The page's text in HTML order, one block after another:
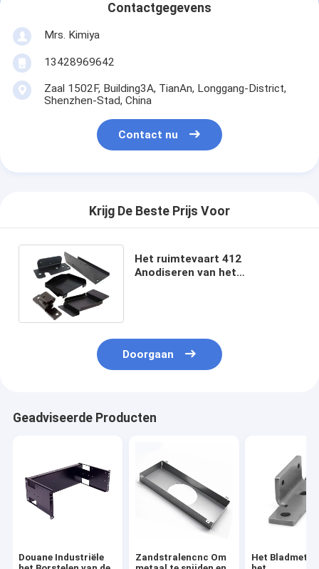
Contactgegevens
Mrs. Kimiya
13428969642
Zaal 1502F, Building3A, TianAn, Longgang-District,
Shenzhen-Stad, China
Contact nu
Krijg De Beste Prijs Voor
Het ruimtevaart 412
Anodiseren van het
Doorgaan
Geadviseerde Producten
Douane Industriële
Zandstralencnc Om
Het